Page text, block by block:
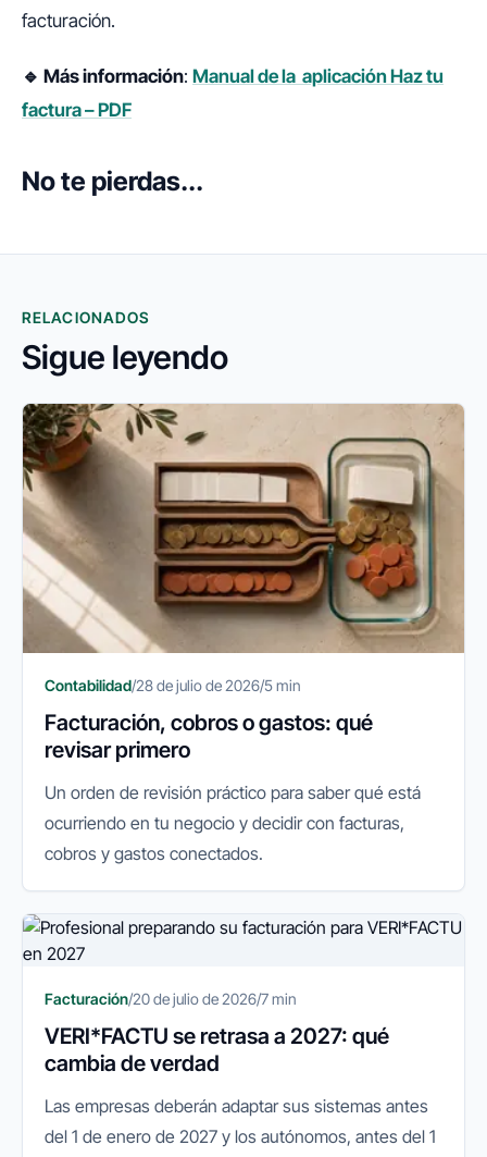
facturación.
🔹 Más información: Manual de la aplicación Haz tu
factura – PDF
No te pierdas...
RELACIONADOS
Sigue leyendo
Contabilidad/28 de julio de 2026/5 min
Facturación, cobros o gastos: qué
revisar primero
Un orden de revisión práctico para saber qué está
ocurriendo en tu negocio y decidir con facturas,
cobros y gastos conectados.
Facturación/20 de julio de 2026/7 min
VERI*FACTU se retrasa a 2027: qué
cambia de verdad
Las empresas deberán adaptar sus sistemas antes
del 1 de enero de 2027 y los autónomos, antes del 1